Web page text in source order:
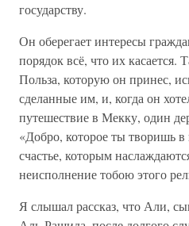
государству.
Он оберегает интересы
порядок всё, что их
Польза, которую он принес,
сделанные им, и, когда он
путешествие в Мекку, один
«Добро, которое ты творишь
счастье, которым
неисполнение тобою этого
Я слышал рассказ, что Али,